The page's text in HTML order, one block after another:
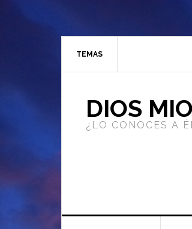
TEMAS
DIOS
¿LO CONOCES A